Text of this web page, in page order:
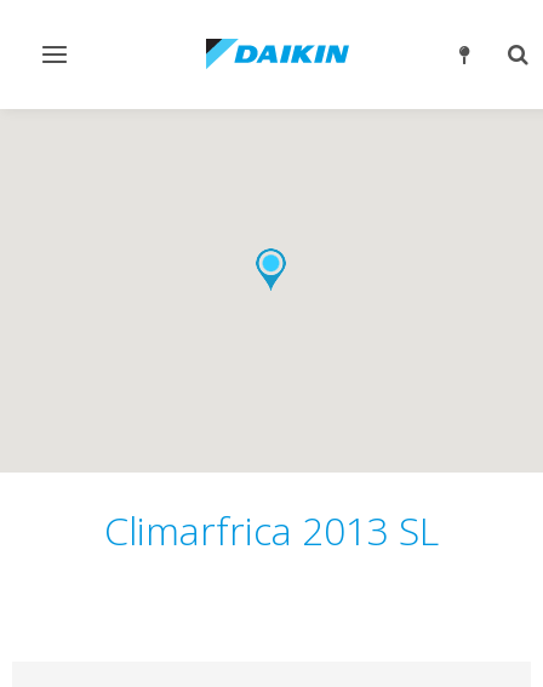
Alternar
Climarfrica 2013 SL